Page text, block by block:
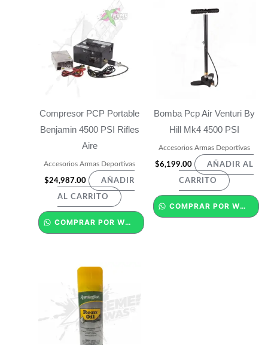
Compresor PCP Portable
Benjamin 4500 PSI Rifles
Aire
Accesorios Armas Deportivas
$24,987.00 AÑADIR
AL CARRITO
COMPRAR POR WHATSAPP
Bomba Pcp Air Venturi By
Hill Mk4 4500 PSI
Accesorios Armas Deportivas
$6,199.00 AÑADIR AL
CARRITO
COMPRAR POR WHATSAPP